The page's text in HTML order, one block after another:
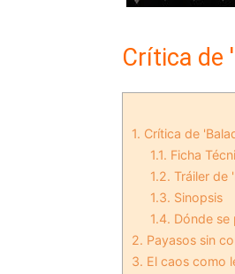
Crítica de
1. Crítica de
1.1. Ficha
1.2. Tráiler de
1.3. Sinopsis
1.4. Dónde se
2. Payasos sin
3. El caos como